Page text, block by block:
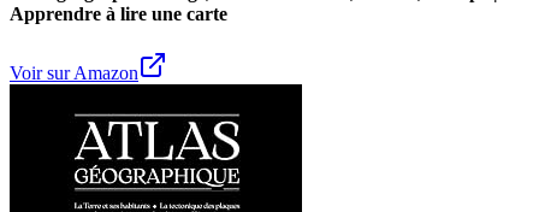
Apprendre à lire une carte
Voir sur Amazon